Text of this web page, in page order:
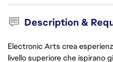
Description &
Electronic Arts crea
livello superiore che ispirano